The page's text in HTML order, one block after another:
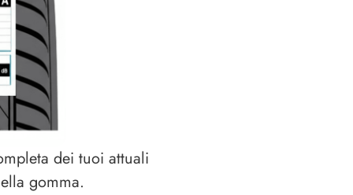
dei tuoi attuali
gomma.